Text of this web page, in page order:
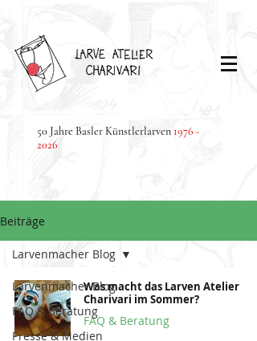
50 Jahre Basler Künstlerlarven 1976 -
2026
Beiträge
Larvenmacher Blog
FAQ & Beratung
Presse & Medien
Larvenmacher Blog
Was macht das Larven Atelier
Charivari im Sommer?
FAQ & Beratung